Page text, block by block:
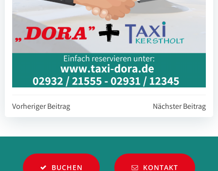
Beitragsnavigation
Vorheriger Beitrag Nächster Beitrag
BUCHEN KONTAKT